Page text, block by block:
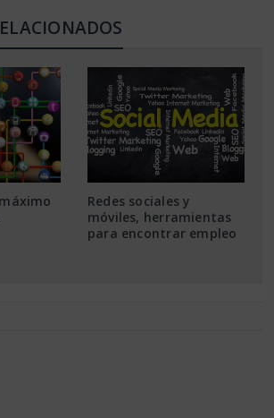
Redes sociales y
móviles, herramientas
para encontrar empleo